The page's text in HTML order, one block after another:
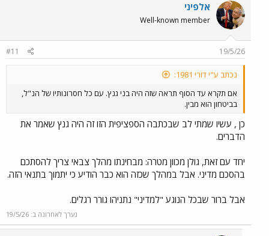
אלפיני
Well-known member
19/5/26
#11
נכתב ע"י דורי 1981:
אם תקרא עד הסוף תראה שזה היה בני גנץ. עם כל חסרונותיו של הנ"ל,
בביטחון הוא מבין.
כן , עשיו שמתי לב שבכתבה הספציפית הזו זה היה גנץ שאמר את
הדברים.
יחד עם זאת, גולן מכוון מטרה: מבחינתו מהלך צבאי צריך להסתכם
בהסכם מדיני. אבל במהלך שכזה הוא כבר הודיע כי יתמוך בתנאי הזה.
אבל ברור שבכל הנוגע "למדיני" נתניהו גורר רגלים.
נערך לאחרונה ב: 19/5/26